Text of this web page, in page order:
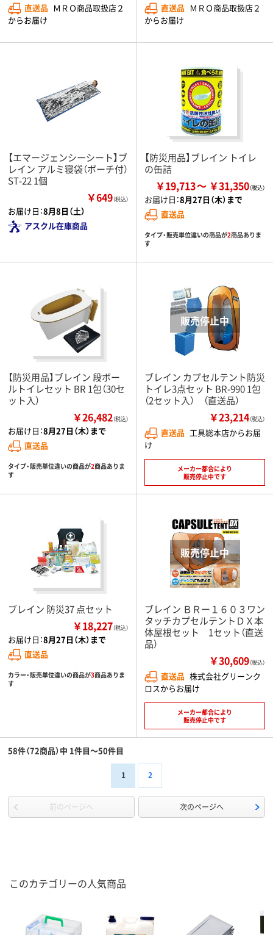
直送品 ＭＲＯ商品取扱店２
からお届け
直送品 ＭＲＯ商品取扱店２
からお届け
【エマージェンシーシート】ブ
レイン アルミ寝袋（ポーチ付）
ST-22 1個
￥649（税込）
お届け日：8月8日（土）
アスクル在庫商品
【防災用品】ブレイン トイレ
の缶詰
￥19,713 ￥31,350
お届け日：8月27日（木）まで
直送品
タイプ・販売単位違いの商品が2商品ありま
す
【防災用品】ブレイン 段ボー
ルトイレセット BR 1包（30セ
ット入）
￥26,482（税込）
お届け日：8月27日（木）まで
直送品
タイプ・販売単位違いの商品が2商品ありま
す
ブレイン カプセルテント防災
トイレ3点セット BR-990 1包
（2セット入） （直送品）
￥23,214（税込）
直送品 工具総本店からお届
け
メーカー都合により
販売停止中です
ブレイン 防災37 点セット
￥18,227（税込）
お届け日：8月27日（木）まで
直送品
カラー・販売単位違いの商品が3商品ありま
す
ブレイン ＢＲー１６０３ワン
タッチカプセルテントＤＸ本
体屋根セット 1セット（直送
品）
￥30,609（税込）
直送品 株式会社グリーンク
ロスからお届け
メーカー都合により
販売停止中です
58件（72商品）中 1件目～50件目
1 2
前のページへ 次のページへ
このカテゴリーの人気商品